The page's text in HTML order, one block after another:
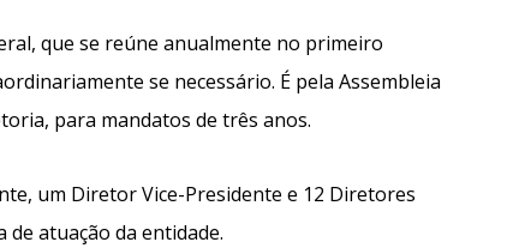
que se reúne anualmente no primeiro
se necessário. É pela Assembleia
para mandatos de três anos.
um Diretor Vice-Presidente e 12 Diretores
atuação da entidade.​